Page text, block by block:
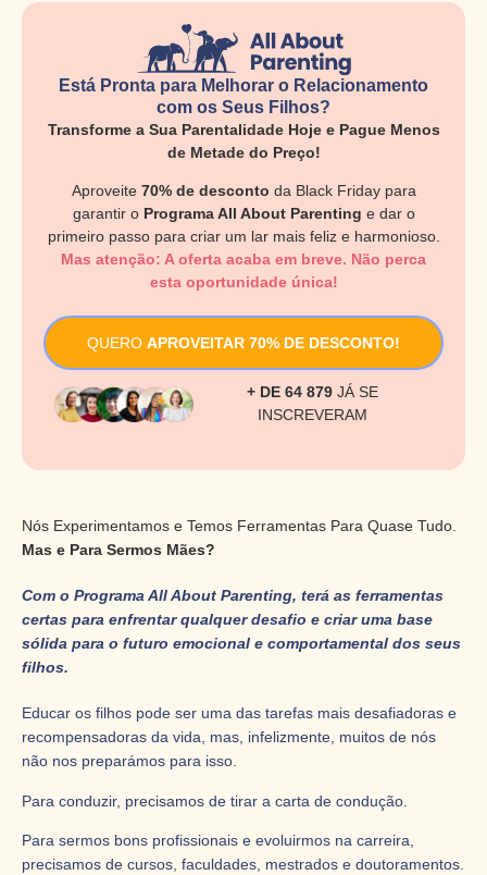
Está Pronta para Melhorar o Relacionamento
com os Seus Filhos?
Transforme a Sua Parentalidade Hoje e Pague Menos
de Metade do Preço!
Aproveite 70% de desconto da Black Friday para
garantir o Programa All About Parenting e dar o
primeiro passo para criar um lar mais feliz e harmonioso.
Mas atenção: A oferta acaba em breve. Não perca
esta oportunidade única!
QUERO APROVEITAR 70% DE DESCONTO!
+ DE 64 879 JÁ SE
INSCREVERAM
Nós Experimentamos e Temos Ferramentas Para Quase Tudo.
Mas e Para Sermos Mães?
Com o Programa All About Parenting, terá as ferramentas
certas para enfrentar qualquer desafio e criar uma base
sólida para o futuro emocional e comportamental dos seus
filhos.
Educar os filhos pode ser uma das tarefas mais desafiadoras e
recompensadoras da vida, mas, infelizmente, muitos de nós
não nos preparámos para isso.
Para conduzir, precisamos de tirar a carta de condução.
Para sermos bons profissionais e evoluirmos na carreira,
precisamos de cursos, faculdades, mestrados e doutoramentos.